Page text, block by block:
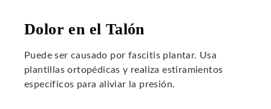
Dolor en el Talón
Puede ser causado por fascitis plantar. Usa
plantillas ortopédicas y realiza estiramientos
específicos para aliviar la presión.